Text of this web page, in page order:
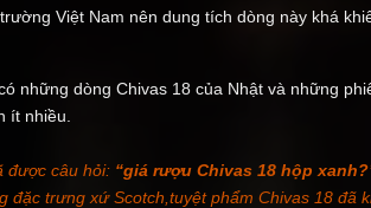
Việt Nam nên dung tích dòng này khá
những dòng Chivas 18 của Nhật và những
ít nhiều.
được câu hỏi: “giá rượu Chivas 18 hộp
đặc trưng xứ Scotch,tuyệt phẩm Chivas 18 đã